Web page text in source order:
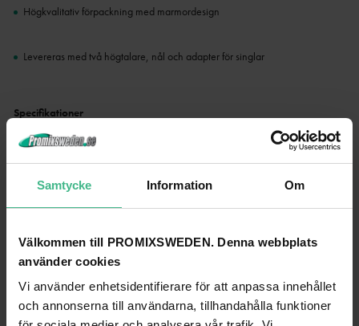
Samtycke Information Om
Välkommen till PROMIXSWEDEN. Denna webbplats
använder cookies
Vi använder enhetsidentifierare för att anpassa innehållet
och annonserna till användarna, tillhandahålla funktioner
Högkvalitativ förpackning med marmordesign
Levereras med två högtalare, nål och adapter för singlar
Specifikationer
varumärke
Fenton
Produktens färg
Marmor
Utgångsanslutningar
RCA
Hastighetsinställningar (RPM)
33, 45, 78
Max uteffekt
100W PeakEffekt 30WRMS